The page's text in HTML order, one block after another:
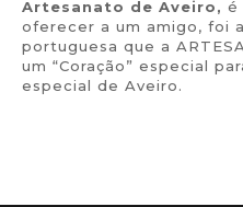
Artesanato de Aveiro, é
oferecer a um amigo, foi
portuguesa que a
um “Coração” especial
especial de Aveiro.